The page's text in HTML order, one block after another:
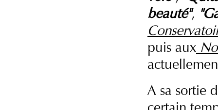
beauté",
puis aux
A sa sortie